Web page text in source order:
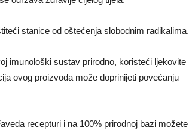
stanice od oštećenja slobodnim radikalima.
imunološki sustav prirodno, koristeći ljekovite
ovog proizvoda može doprinijeti povećanju
recepturi i na 100% prirodnoj bazi možete